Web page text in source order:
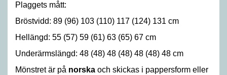
Plaggets mått:
Bröstvidd: 89 (96) 103 (110) 117 (124) 131 cm
Hellängd: 55 (57) 59 (61) 63 (65) 67 cm
Underärmslängd: 48 (48) 48 (48) 48 (48) 48 cm
Mönstret är på norska och skickas i pappersform eller